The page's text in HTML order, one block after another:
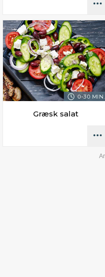
0-30 MIN.
Græsk salat